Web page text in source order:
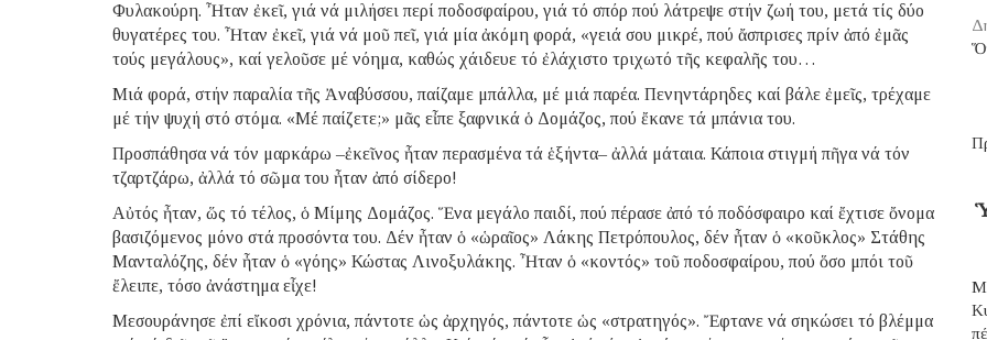
Φυλακούρη. Ἦταν ἐκεῖ, γιά νά μιλήσει περί ποδοσφαίρου, γιά τό σπόρ πού λάτρεψε στήν ζωή του, μετά τίς δύο
θυγατέρες του. Ἦταν ἐκεῖ, γιά νά μοῦ πεῖ, γιά μία ἀκόμη φορά, «γειά σου μικρέ, πού ἄσπρισες πρίν ἀπό ἐμᾶς
τούς μεγάλους», καί γελοῦσε μέ νόημα, καθώς χάιδευε τό ἐλάχιστο τριχωτό τῆς κεφαλῆς του…
Μιά φορά, στήν παραλία τῆς Ἀναβύσσου, παίζαμε μπάλλα, μέ μιά παρέα. Πενηντάρηδες καί βάλε ἐμεῖς, τρέχαμε
μέ τήν ψυχή στό στόμα. «Μέ παίζετε;» μᾶς εἶπε ξαφνικά ὁ Δομάζος, πού ἔκανε τά μπάνια του.
Προσπάθησα νά τόν μαρκάρω –ἐκεῖνος ἦταν περασμένα τά ἑξήντα– ἀλλά μάταια. Κάποια στιγμή πῆγα νά τόν
τζαρτζάρω, ἀλλά τό σῶμα του ἦταν ἀπό σίδερο!
Αὐτός ἦταν, ὥς τό τέλος, ὁ Μίμης Δομάζος. Ἕνα μεγάλο παιδί, πού πέρασε ἀπό τό ποδόσφαιρο καί ἔχτισε ὄνομα
βασιζόμενος μόνο στά προσόντα του. Δέν ἦταν ὁ «ὡραῖος» Λάκης Πετρόπουλος, δέν ἦταν ὁ «κοῦκλος» Στάθης
Μανταλόζης, δέν ἦταν ὁ «γόης» Κώστας Λινοξυλάκης. Ἦταν ὁ «κοντός» τοῦ ποδοσφαίρου, πού ὅσο μπόι τοῦ
ἔλειπε, τόσο ἀνάστημα εἶχε!
Μεσουράνησε ἐπί εἴκοσι χρόνια, πάντοτε ὡς ἀρχηγός, πάντοτε ὡς «στρατηγός». Ἔφτανε νά σηκώσει τό βλέμμα